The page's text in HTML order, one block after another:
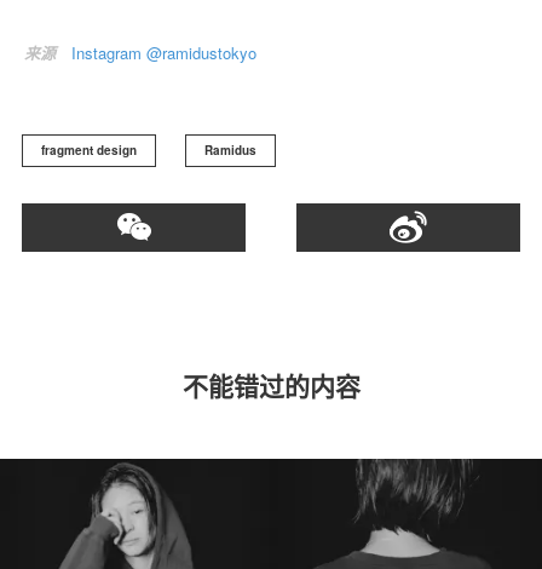
来源 Instagram @ramidustokyo
fragment design Ramidus
不能错过的内容